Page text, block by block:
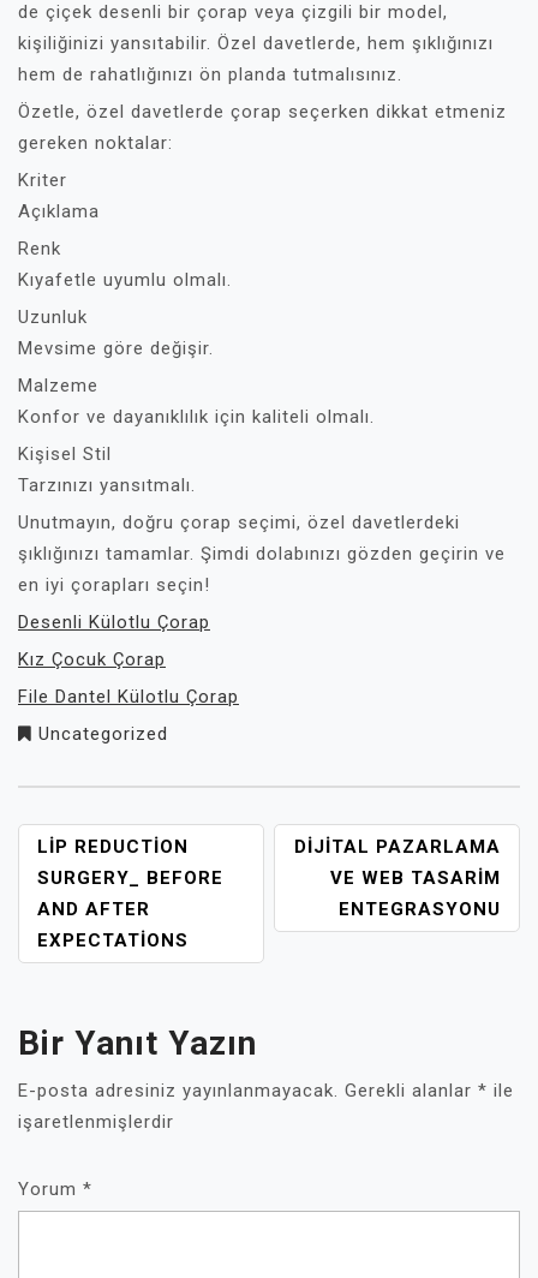
de çiçek desenli bir çorap veya çizgili bir model,
kişiliğinizi yansıtabilir. Özel davetlerde, hem şıklığınızı
hem de rahatlığınızı ön planda tutmalısınız.
Özetle, özel davetlerde çorap seçerken dikkat etmeniz
gereken noktalar:
Kriter
Açıklama
Renk
Kıyafetle uyumlu olmalı.
Uzunluk
Mevsime göre değişir.
Malzeme
Konfor ve dayanıklılık için kaliteli olmalı.
Kişisel Stil
Tarzınızı yansıtmalı.
Unutmayın, doğru çorap seçimi, özel davetlerdeki
şıklığınızı tamamlar. Şimdi dolabınızı gözden geçirin ve
en iyi çorapları seçin!
Desenli Külotlu Çorap
Kız Çocuk Çorap
File Dantel Külotlu Çorap
Uncategorized
YAZI
GEZINMESI
LIP REDUCTION
SURGERY_ BEFORE
AND AFTER
EXPECTATIONS
DIJITAL PAZARLAMA
VE WEB TASARIM
ENTEGRASYONU
Bir Yanıt Yazın
E-posta adresiniz yayınlanmayacak. Gerekli alanlar * ile
işaretlenmişlerdir
Yorum *